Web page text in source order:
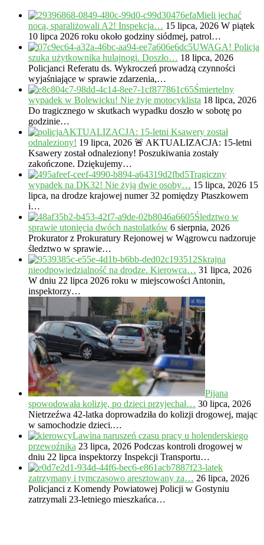
Mieli jechać
nocą, sparaliżowali A2! Inspekcja… 15 lipca, 2026 W piątek
10 lipca 2026 roku około godziny siódmej, patrol…
UWAGA! Policja
szuka użytkownika hulajnogi. Doszło… 18 lipca, 2026
Policjanci Referatu ds. Wykroczeń prowadzą czynności
wyjaśniające w sprawie zdarzenia,…
Śmiertelny
wypadek w Bolewicku! Nie żyje motocyklista 18 lipca, 2026
Do tragicznego w skutkach wypadku doszło w sobotę po
godzinie…
AKTUALIZACJA: 15-letni Ksawery został
odnaleziony! 19 lipca, 2026 🚨 AKTUALIZACJA: 15-letni
Ksawery został odnaleziony! Poszukiwania zostały
zakończone. Dziękujemy…
Tragiczny
wypadek na DK32! Nie żyją dwie osoby… 15 lipca, 2026 15
lipca, na drodze krajowej numer 32 pomiędzy Ptaszkowem
i…
Śledztwo w
sprawie utonięcia dwóch nastolatków 6 sierpnia, 2026
Prokurator z Prokuratury Rejonowej w Wągrowcu nadzoruje
śledztwo w sprawie…
Skrajna
nieodpowiedzialność na drodze. Kierowca… 31 lipca, 2026
W dniu 22 lipca 2026 roku w miejscowości Antonin,
inspektorzy…
Pijana
spowodowała kolizję, po dzieci przyjechał… 30 lipca, 2026
Nietrzeźwa 42-latka doprowadziła do kolizji drogowej, mając
w samochodzie dzieci.…
Lawina naruszeń czasu pracy u holenderskiego
przewoźnika 23 lipca, 2026 Podczas kontroli drogowej w
dniu 22 lipca inspektorzy Inspekcji Transportu…
23-latek
zatrzymany i tymczasowo aresztowany za… 26 lipca, 2026
Policjanci z Komendy Powiatowej Policji w Gostyniu
zatrzymali 23-letniego mieszkańca…